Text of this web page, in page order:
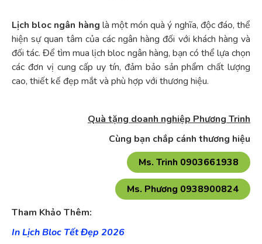
Lịch bloc ngân hàng là một món quà ý nghĩa, độc đáo, thể
hiện sự quan tâm của các ngân hàng đối với khách hàng và
đối tác. Để tìm mua lịch bloc ngân hàng, bạn có thể lựa chọn
các đơn vị cung cấp uy tín, đảm bảo sản phẩm chất lượng
cao, thiết kế đẹp mắt và phù hợp với thương hiệu.
Quà tặng doanh nghiệp Phương Trinh
Cùng bạn chắp cánh thương hiệu
Tham Khảo Thêm:
In Lịch Bloc Tết Đẹp 2026